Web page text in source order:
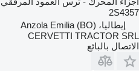
2S4357
إيطاليا، Anzola Emilia (BO)
CERVETTI TRACTOR SRL
الاتصال بالبائع